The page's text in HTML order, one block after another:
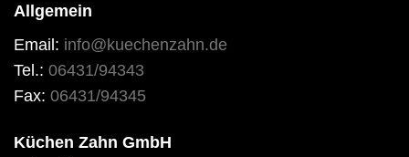
Allgemein
Email: info@kuechenzahn.de
Tel.: 06431/94343
Fax: 06431/94345
Küchen Zahn GmbH